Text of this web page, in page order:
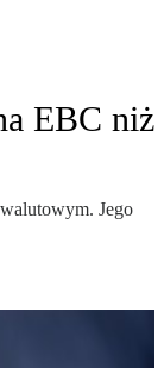
EBC niż
Jego